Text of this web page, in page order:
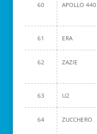
60 APOLLO 440
61 ERA
62 ZAZIE
63 U2
64 ZUCCHERO